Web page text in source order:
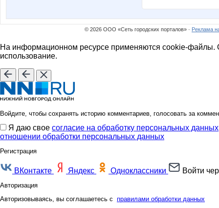
© 2026 ООО «Сеть городских порталов» · Реклама
На информационном ресурсе применяются cookie-файлы.
использование.
Войдите, чтобы сохранять историю комментариев, голосовать за
Я даю свое согласие на обработку персональных данных
отношении обработки персональных данных
Регистрация
ВКонтакте Яндекс Одноклассники Войти
Авторизация
Авторизовываясь, вы соглашаетесь с правилами обработки данных